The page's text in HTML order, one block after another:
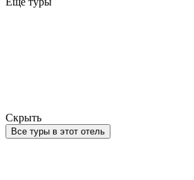
Скрыть
Все туры в этот отель